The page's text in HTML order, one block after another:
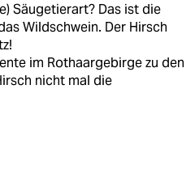
Säugetierart? Das ist die
Wildschwein. Der Hirsch
im Rothaargebirge zu den
nicht mal die